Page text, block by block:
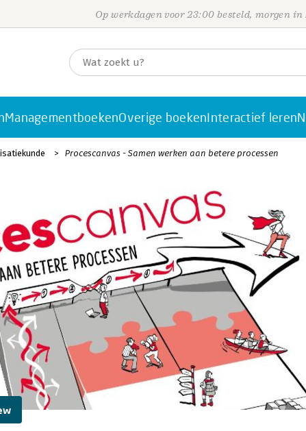
Op werkdagen voor 23:00 besteld, morgen in
ManagementboekenOverige boekenInteractief leren
Procescanvas - Samen werken aan betere processen